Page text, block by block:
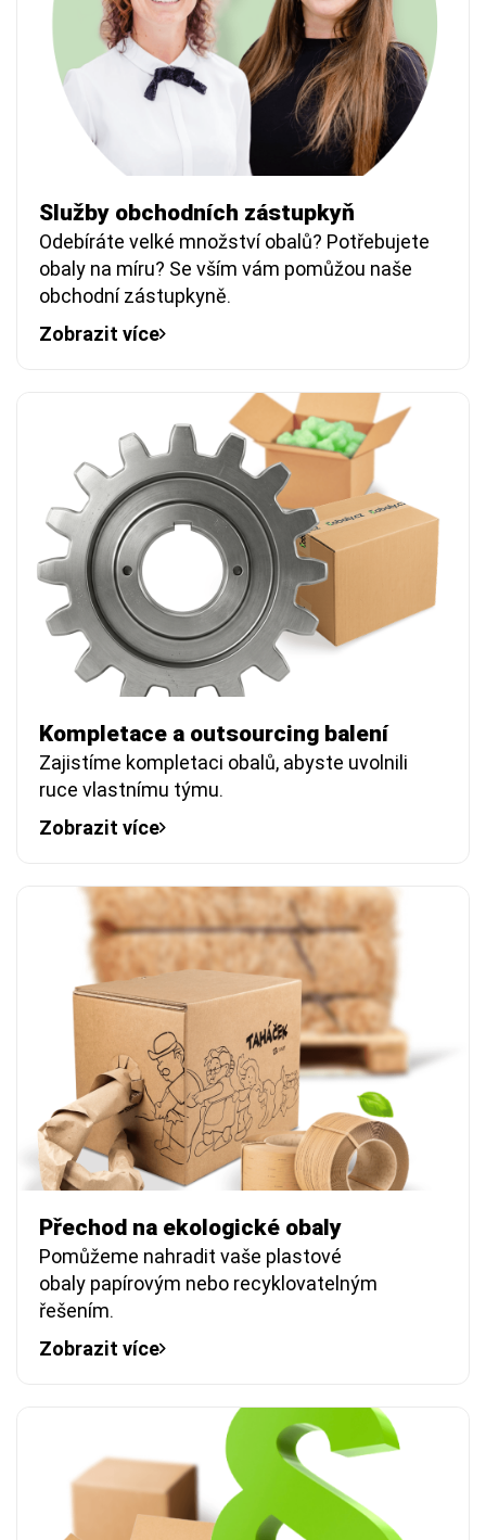
Služby obchodních zástupkyň
Odebíráte velké množství obalů? Potřebujete
obaly na míru? Se vším vám pomůžou naše
obchodní zástupkyně.
Zobrazit více
Kompletace a outsourcing balení
Zajistíme kompletaci obalů, abyste uvolnili
ruce vlastnímu týmu.
Zobrazit více
Přechod na ekologické obaly
Pomůžeme nahradit vaše plastové
obaly papírovým nebo recyklovatelným
řešením.
Zobrazit více